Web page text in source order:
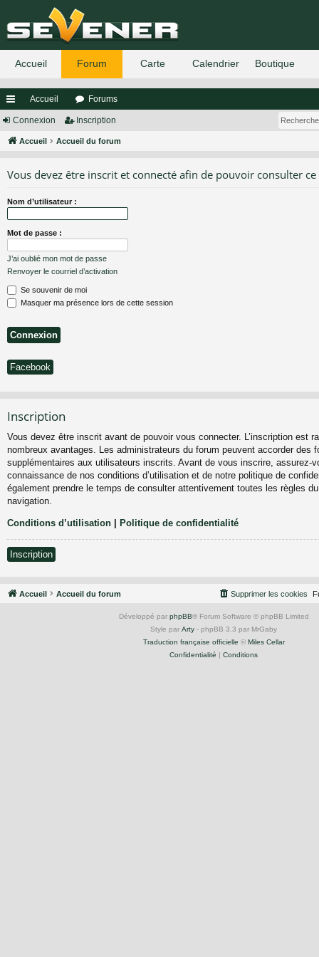
ac
co
s
Accueil Forums
Connexion Inscription
Accueil Accueil du forum
Vous devez être inscrit et connecté afin de pouvoir consulter
Nom d’utilisateur :
Mot de passe :
J’ai oublié mon mot de passe
Renvoyer le courriel d’activation
Se souvenir de moi
Masquer ma présence lors de cette session
Facebook
Inscription
Vous devez être inscrit avant de pouvoir vous connecter. L’inscription est
nombreux avantages. Les administrateurs du forum peuvent accorder des
supplémentaires aux utilisateurs inscrits. Avant de vous inscrire, assurez-
connaissance de nos conditions d’utilisation et de notre politique de
également prendre le temps de consulter attentivement toutes les règles
navigation.
Conditions d’utilisation | Politique de confidentialité
Inscription
Accueil Accueil du forum Supprimer les cookies
Développé par phpBB® Forum Software © phpBB Limited
Style par Arty - phpBB 3.3 par MrGaby
Traduction française officielle © Miles Cellar
Confidentialité | Conditions